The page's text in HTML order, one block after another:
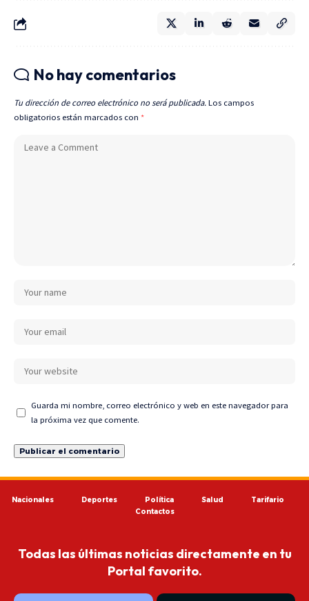
No hay comentarios
Tu dirección de correo electrónico no será publicada. Los campos
obligatorios están marcados con *
Guarda mi nombre, correo electrónico y web en este navegador para
la próxima vez que comente.
Nacionales Deportes Política Salud
Tarifario
Contactos
Todas las últimas noticias directamente en tu
Portal favorito.